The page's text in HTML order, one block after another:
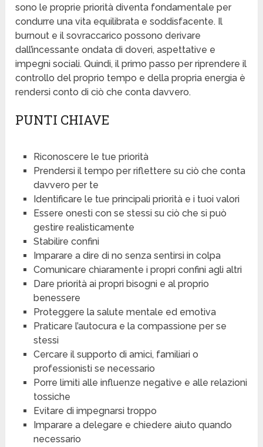
sono le proprie priorità diventa fondamentale per
condurre una vita equilibrata e soddisfacente. Il
burnout e il sovraccarico possono derivare
dall’incessante ondata di doveri, aspettative e
impegni sociali. Quindi, il primo passo per riprendere il
controllo del proprio tempo e della propria energia è
rendersi conto di ciò che conta davvero.
PUNTI CHIAVE
Riconoscere le tue priorità
Prendersi il tempo per riflettere su ciò che conta
davvero per te
Identificare le tue principali priorità e i tuoi valori
Essere onesti con se stessi su ciò che si può
gestire realisticamente
Stabilire confini
Imparare a dire di no senza sentirsi in colpa
Comunicare chiaramente i propri confini agli altri
Dare priorità ai propri bisogni e al proprio
benessere
Proteggere la salute mentale ed emotiva
Praticare l’autocura e la compassione per se
stessi
Cercare il supporto di amici, familiari o
professionisti se necessario
Porre limiti alle influenze negative e alle relazioni
tossiche
Evitare di impegnarsi troppo
Imparare a delegare e chiedere aiuto quando
necessario